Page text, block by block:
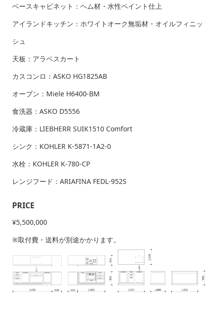
ベースキャビネット：ヘム材・水性ペイント仕上
アイランドキッチン：ホワイトオーク無垢材・オイルフィニッ
シュ
天板：アラベスカート
カスコンロ：ASKO HG1825AB
オーブン：Miele H6400-BM
食洗器：ASKO D5556
冷蔵庫：LIEBHERR SUIK1510 Comfort
シンク：KOHLER K-5871-1A2-0
水栓：KOHLER K-780-CP
レンジフード：ARIAFINA FEDL-952S
PRICE
¥5,500,000
※取付費・送料が別途かかります。